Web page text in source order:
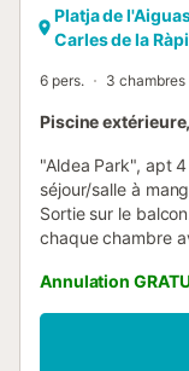
Platja de
Carles de la
6 pers. 3 chambres
Piscine
"Aldea Park", apt
séjour/salle à
Sortie sur le
chaque chambre
électrique). Bain/
Vue sur la
cheveux. Veuillez
Annulation